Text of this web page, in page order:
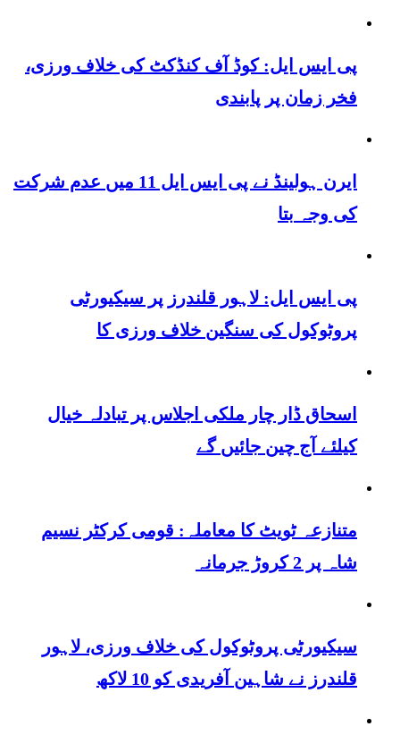
پی ایس ایل: کوڈ آف کنڈکٹ کی خلاف ورزی،
فخر زمان پر پابندی
ایرن ہولینڈ نے پی ایس ایل 11 میں عدم شرکت
کی وجہ بتا
پی ایس ایل: لاہور قلندرز پر سیکیورٹی
پروٹوکول کی سنگین خلاف ورزی کا
اسحاق ڈار چار ملکی اجلاس پر تبادلہ خیال
کیلئے آج چین جائیں گے
متنازعہ ٹویٹ کا معاملہ: قومی کرکٹر نسیم
شاہ پر 2 کروڑ جرمانہ
سیکیورٹی پروٹوکول کی خلاف ورزی، لاہور
قلندرز نے شاہین آفریدی کو 10 لاکھ